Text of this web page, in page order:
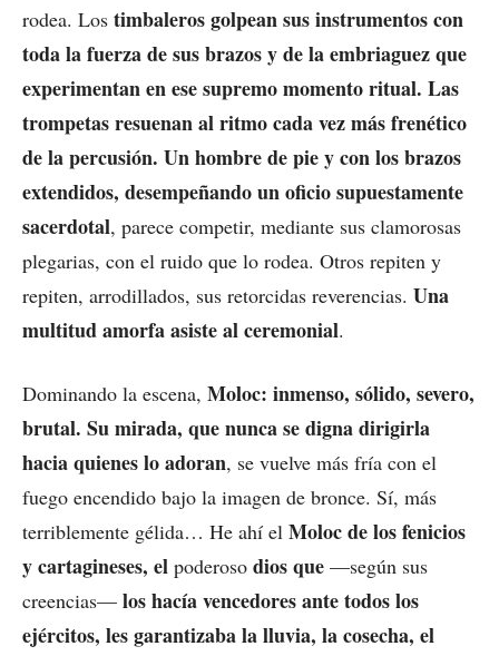
rodea. Los timbaleros golpean sus instrumentos con
toda la fuerza de sus brazos y de la embriaguez que
experimentan en ese supremo momento ritual. Las
trompetas resuenan al ritmo cada vez más frenético
de la percusión. Un hombre de pie y con los brazos
extendidos, desempeñando un oficio supuestamente
sacerdotal, parece competir, mediante sus clamorosas
plegarias, con el ruido que lo rodea. Otros repiten y
repiten, arrodillados, sus retorcidas reverencias. Una
multitud amorfa asiste al ceremonial.
Dominando la escena, Moloc: inmenso, sólido, severo,
brutal. Su mirada, que nunca se digna dirigirla
hacia quienes lo adoran, se vuelve más fría con el
fuego encendido bajo la imagen de bronce. Sí, más
terriblemente gélida… He ahí el Moloc de los fenicios
y cartagineses, el poderoso dios que —según sus
creencias— los hacía vencedores ante todos los
ejércitos, les garantizaba la lluvia, la cosecha, el